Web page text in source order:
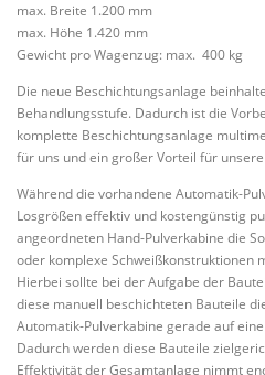
max. Breite 1.200 mm
max. Höhe 1.420 mm
Gewicht pro Wagenzug: max. 400 kg
Die neue Beschichtungsanlage
Behandlungsstufe. Dadurch ist die
komplette Beschichtungsanlage
für uns und ein großer Vorteil für unsere
Während die vorhandene Automatik-
Losgrößen effektiv und kostengünstig
angeordneten Hand-Pulverkabine die
oder komplexe Schweißkonstruktionen
Hierbei sollte bei der Aufgabe der
diese manuell beschichteten Bauteile
Automatik-Pulverkabine gerade auf
Dadurch werden diese Bauteile
Effektivität der Gesamtanlage nimmt